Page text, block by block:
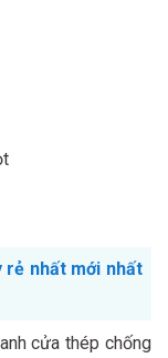
rẻ nhất mới nhất
cửa thép chống